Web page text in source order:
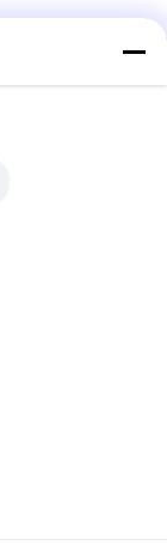
オンの前部空気
出部の空気ばね